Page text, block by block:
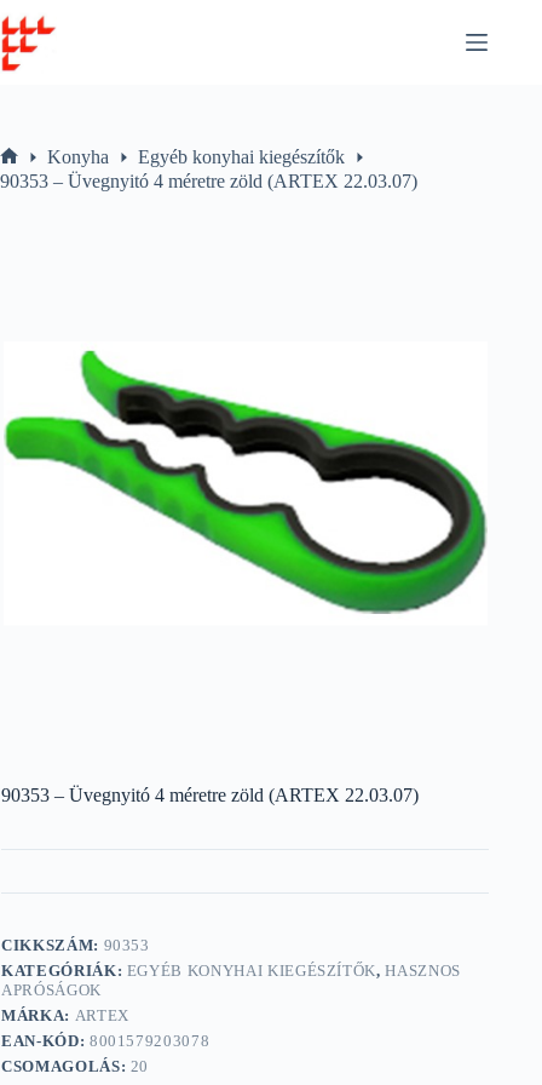
to
content
Home
Konyha
Egyéb konyhai kiegészítők
90353 – Üvegnyitó 4 méretre zöld (ARTEX 22.03.07)
90353 – Üvegnyitó 4 méretre zöld (ARTEX 22.03.07)
CIKKSZÁM: 90353
KATEGÓRIÁK: EGYÉB KONYHAI KIEGÉSZÍTŐK,HASZNOS
APRÓSÁGOK
MÁRKA: ARTEX
EAN-KÓD: 8001579203078
CSOMAGOLÁS: 20